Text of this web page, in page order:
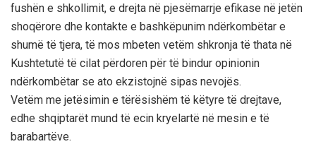
fushën e shkollimit, e drejta në pjesëmarrje efikase në jetën
shoqërore dhe kontakte e bashkëpunim ndërkombëtar e
shumë të tjera, të mos mbeten vetëm shkronja të thata në
Kushtetutë të cilat përdoren për të bindur opinionin
ndërkombëtar se ato ekzistojnë sipas nevojës.
Vetëm me jetësimin e tërësishëm të këtyre të drejtave,
edhe shqiptarët mund të ecin kryelartë në mesin e të
barabartëve.